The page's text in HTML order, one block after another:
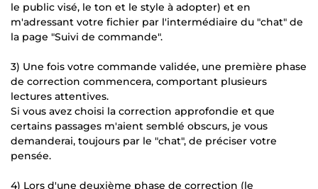
le public visé, le ton et le style à adopter) et en
m'adressant votre fichier par l'intermédiaire du "chat" de
la page "Suivi de commande".
3) Une fois votre commande validée, une première phase
de correction commencera, comportant plusieurs
lectures attentives.
Si vous avez choisi la correction approfondie et que
certains passages m'aient semblé obscurs, je vous
demanderai, toujours par le "chat", de préciser votre
pensée.
4) Lors d'une deuxième phase de correction (le